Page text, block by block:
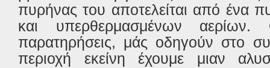
πυρήνας του αποτελείται από ένα
και υπερθερμασμένων
παρατηρήσεις, μάς οδηγούν στο
περιοχή εκείνη έχουμε μιαν